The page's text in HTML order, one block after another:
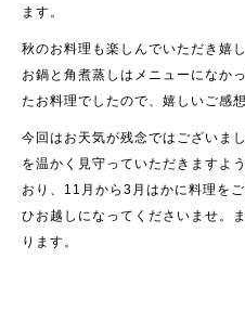
ます。
秋のお料理も楽しんでいただき嬉
お鍋と角煮蒸しはメニューになか
たお料理でしたので、嬉しいご感
今回はお天気が残念ではございま
を温かく見守っていただきますよ
おり、11月から3月はかに料理を
ひお越しになってくださいませ。
ります。